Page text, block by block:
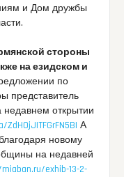
и Дом дружбы
стороны
на езидском и
по
представитель
открытии
А
новому
на недавней
exhib-13-2-